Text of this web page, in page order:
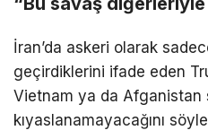
İran’da askeri olarak
geçirdiklerini ifade eden
Vietnam ya da Afganistan
kıyaslanamayacağını